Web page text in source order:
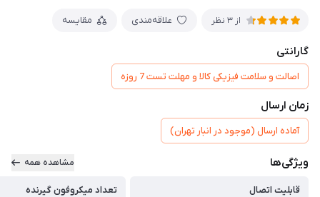
از 3 نظر علاقه‌مندی مقایسه
گارانتی
اصالت و سلامت فیزیکی کالا و مهلت تست 7 روزه
زمان ارسال
آماده ارسال (موجود در انبار تهران)
ویژگی‌ها مشاهده همه
قابلیت اتصال
تعداد میکروفون گیرنده